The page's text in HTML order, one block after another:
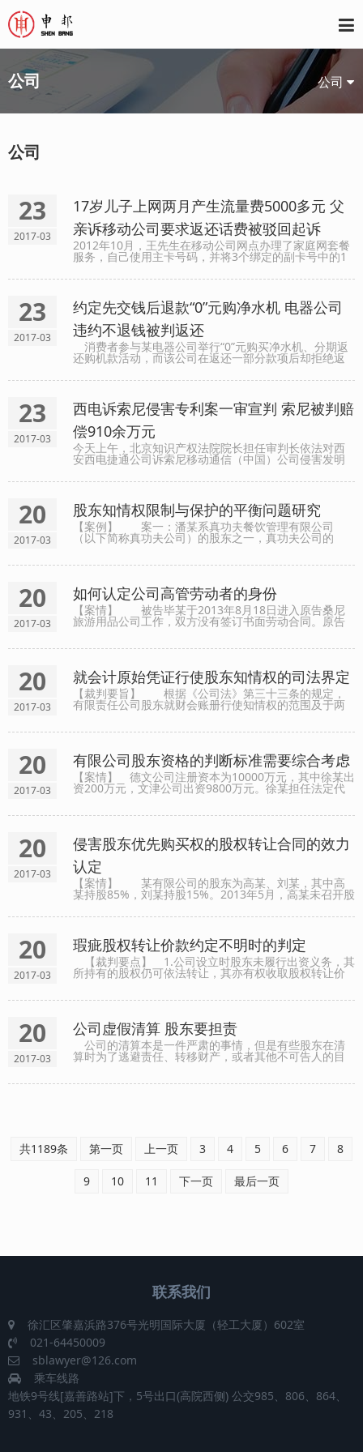
公司 公司
公司
23
2017-03
17岁儿子上网两月产生流量费5000多元 父
亲诉移动公司要求返还话费被驳回起诉
2012年10月，王先生在移动公司网点办理了家庭网套餐
服务，自己使用主卡号码，并将3个绑定的副卡号中的1
个交由儿子小明使用。2016年3月，小明在其副卡号码原
本套餐内所含有的11GB流量使用完毕后，继续使用上网
23
2017-03
约定先交钱后退款“0”元购净水机 电器公司
违约不退钱被判返还
消费者参与某电器公司举行“0”元购买净水机、分期返
还购机款活动，而该公司在返还一部分款项后却拒绝返
还余款。近日，山东省茌平县人民法院依法公开开庭审
理了该买卖合同纠纷案，判令被告电器公司履行协议，
23
2017-03
西电诉索尼侵害专利案一审宣判 索尼被判赔
偿910余万元
今天上午，北京知识产权法院院长担任审判长依法对西
安西电捷通公司诉索尼移动通信（中国）公司侵害发明
专利权纠纷案进行公开宣判，一审判决索尼移动通信
（中国）公司侵犯西安西电捷通公司涉WAPI标准必要专
20
2017-03
股东知情权限制与保护的平衡问题研究
【案例】 案一：潘某系真功夫餐饮管理有限公司
（以下简称真功夫公司）的股东之一，真功夫公司的
《公司章程》第8.6条规定：“……每一方还有权指定一家
20
2017-03
如何认定公司高管劳动者的身份
【案情】 被告毕某于2013年8月18日进入原告桑尼
旅游用品公司工作，双方没有签订书面劳动合同。原告
每月支付被告基本工资3000元，绩效工资2000元，节假
20
2017-03
就会计原始凭证行使股东知情权的司法界定
【裁判要旨】 根据《公司法》第三十三条的规定，
有限责任公司股东就财会账册行使知情权的范围及于两
个层次：财务会计报告及公司会计账簿。然而股东在诉
20
2017-03
有限公司股东资格的判断标准需要综合考虑
【案情】 德文公司注册资本为10000万元，其中徐某出
资200万元，文津公司出资9800万元。徐某担任法定代
表人。徐某未实际出资，文津公司出资6000万元。后德
20
2017-03
侵害股东优先购买权的股权转让合同的效力
认定
【案情】 某有限公司的股东为高某、刘某，其中高
某持股85%，刘某持股15%。2013年5月，高某未召开股
东会，亦未书面通知刘某，就与万某、方某签订了股权
转让协议，将所持股份全部转让给了万某、方某。协议
20
2017-03
瑕疵股权转让价款约定不明时的判定
【裁判要点】 1.公司设立时股东未履行出资义务，其
所持有的股权仍可依法转让，其亦有权收取股权转让价
款。 2.股权转让协议中未明确约定股权转让价款时，应
20
2017-03
公司虚假清算 股东要担责
公司的清算本是一件严肃的事情，但是有些股东在清
算时为了逃避责任、转移财产，或者其他不可告人的目
的，通过虚构清算组、编造虚假的清算报告等形式，作
共1189条 第一页 上一页 3 4 5 6 7 8
9 10 11 下一页 最后一页
联系我们
徐汇区肇嘉浜路376号光明国际大厦（轻工大厦）602室
021-64450009
sblawyer@126.com
乘车线路
地铁9号线[嘉善路站]下，5号出口(高院西侧) 公交985、806、864、
931、43、205、218